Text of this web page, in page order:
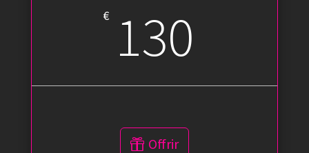
€ 130
Offrir